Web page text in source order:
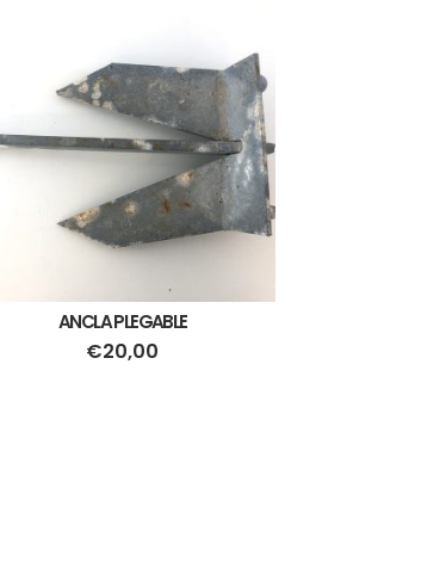
ANCLA PLEGABLE
€20,00